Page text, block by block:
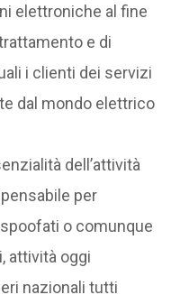
elettroniche al fine
e di
i clienti dei servizi
dal mondo elettrico
dell’attività
per
o comunque
attività oggi
nazionali tutti